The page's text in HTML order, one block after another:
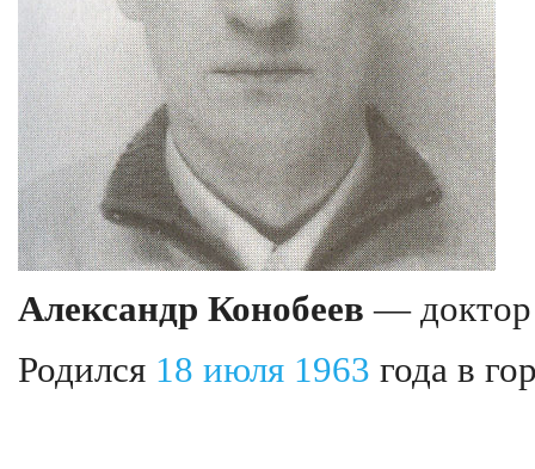
Александр Конобеев — доктор
Родился 18 июля 1963 года в